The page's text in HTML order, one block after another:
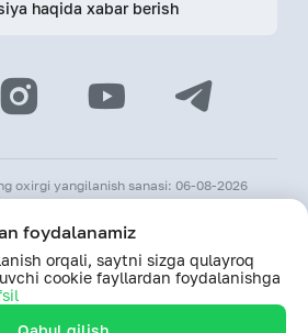
haqida xabar berish
oxirgi yangilanish sanasi: 06-08-2026
yildagi 64-sonli litsenziyasi
foydalanilganda hamkorbank.uz veb-
majburiy
foydalanamiz
orqali, saytni sizga qulayroq
cookie fayllardan foydalanishga